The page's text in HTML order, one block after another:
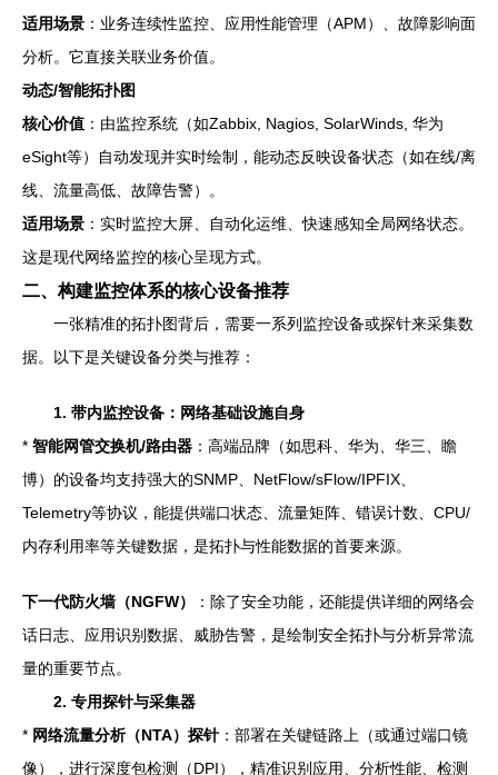
适用场景 ：业务连续性监控、应用性能管理（APM）、故障影响面
分析。它直接关联业务价值。
动态/智能拓扑图
核心价值 ：由监控系统（如Zabbix, Nagios, SolarWinds, 华为
eSight等）自动发现并实时绘制，能动态反映设备状态（如在线/离
线、流量高低、故障告警）。
适用场景 ：实时监控大屏、自动化运维、快速感知全局网络状态。
这是现代网络监控的核心呈现方式。
二、构建监控体系的核心设备推荐
一张精准的拓扑图背后，需要一系列监控设备或探针来采集数
据。以下是关键设备分类与推荐：
1. 带内监控设备：网络基础设施自身
* 智能网管交换机/路由器 ：高端品牌（如思科、华为、华三、瞻
博）的设备均支持强大的SNMP、NetFlow/sFlow/IPFIX、
Telemetry等协议，能提供端口状态、流量矩阵、错误计数、CPU/
内存利用率等关键数据，是拓扑与性能数据的首要来源。
下一代防火墙（NGFW）
：除了安全功能，还能提供详细的网络会
话日志、应用识别数据、威胁告警，是绘制安全拓扑与分析异常流
量的重要节点。
2. 专用探针与采集器
* 网络流量分析（NTA）探针：部署在关键链路上（或通过端口镜
像），进行深度包检测（DPI），精准识别应用、分析性能、检测